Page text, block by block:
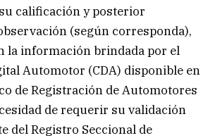
calificación y posterior
(según corresponda),
la información brindada por el
Automotor (CDA) disponible en
de Registración de Automotores
de requerir su validación
del Registro Seccional de